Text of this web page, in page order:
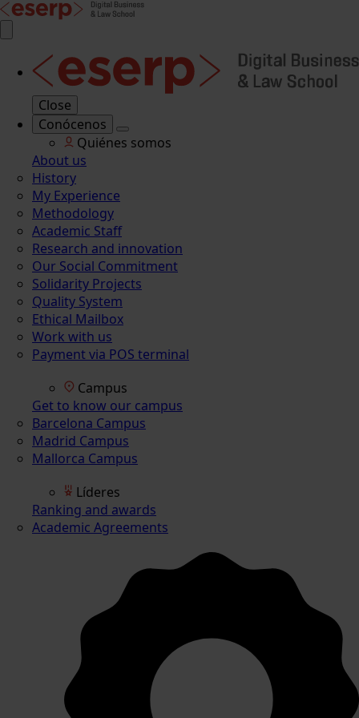
Close
Conócenos
Quiénes somos
About us
History
My Experience
Methodology
Academic Staff
Research and innovation
Our Social Commitment
Solidarity Projects
Quality System
Ethical Mailbox
Work with us
Payment via POS terminal
Campus
Get to know our campus
Barcelona Campus
Madrid Campus
Mallorca Campus
Líderes
Ranking and awards
Academic Agreements